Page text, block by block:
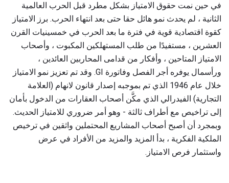
في حين نمت حقوق الامتياز بشكل مطرد قبل الحرب العالمية
الثانية ، لم يحدث نمو هائل حقا حتى بعد انتهاء الحرب. برز الامتياز
كقوة اقتصادية قوية في فترة ما بعد الحرب في خمسينيات القرن
العشرين ، مستفيدًا من طلب المستهلكين المكبوت ، وأصحاب
الامتياز المتاحين ، وأفكار من قدامى المحاربين العائدين ،
ورأسمال يوفره أجر الفصل وفاتورة GI. وقد تم تعزيز نمو الامتياز
خلال عام 1946 الذي تم بموجبه إصدار قانون لانهام (العلامة
التجارية) الفيدرالي الذي مكَّن أصحاب العقارات من الدخول بأمان
إلى تراخيص مع أطراف ثالثة - وهو أمر ضروري للامتياز الحديث.
وبمجرد أن أصبح أصحاب المشاريع المحتملين واثقين في ترخيص
الملكية الفكرية ، بدأ المزيد والمزيد من الأفراد في عرض
واستثمار فرص الامتياز.